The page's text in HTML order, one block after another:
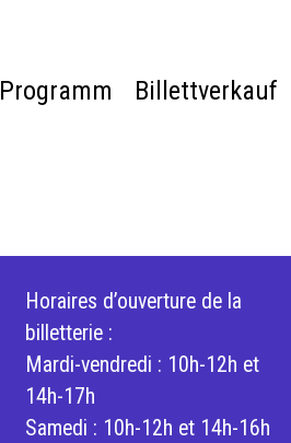
Programm Billettverkauf
Horaires d’ouverture de la
billetterie :
Mardi-vendredi : 10h-12h et
14h-17h
Samedi : 10h-12h et 14h-16h